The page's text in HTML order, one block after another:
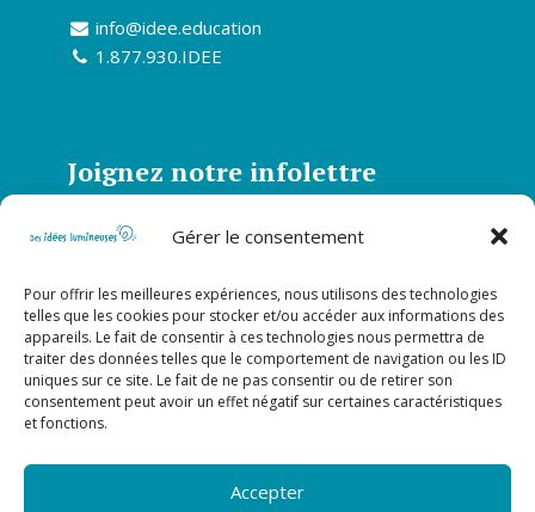
Gérer le consentement
Pour offrir les meilleures expériences, nous utilisons des technologies
telles que les cookies pour stocker et/ou accéder aux informations des
appareils. Le fait de consentir à ces technologies nous permettra de
traiter des données telles que le comportement de navigation ou les ID
uniques sur ce site. Le fait de ne pas consentir ou de retirer son
consentement peut avoir un effet négatif sur certaines caractéristiques
et fonctions.
Accepter
info@idee.education
1.877.930.IDEE
Joignez notre infolettre
Abonnez-vous à notre infolettre et soyez
S’abonner
Suivez-nous sur nos réseaux
sociaux!